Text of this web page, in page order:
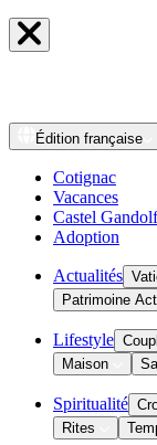
Édition française
Cotignac
Vacances
Castel
Adoption
Actualités
Patrimoine
Lifestyle
Maison
Spiritualité
Rites